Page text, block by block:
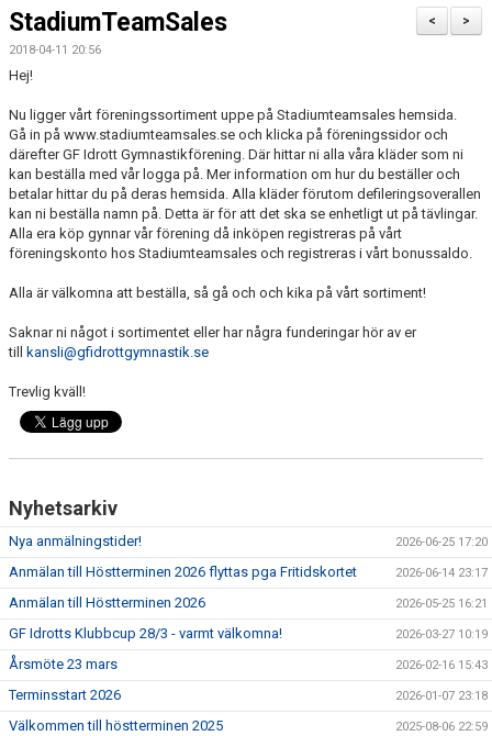
FRÅGOR OCH SVAR
VÅRA GRUPPER
EVENEMANG
INFO OM FÖRENINGEN
KONTAKT
>
<
StadiumTeamSales
2018-04-11 20:56
Hej!
Nu ligger vårt föreningssortiment uppe på Stadiumteamsales hemsida.
Gå in på www.stadiumteamsales.se och klicka på föreningssidor och
därefter GF Idrott Gymnastikförening. Där hittar ni alla våra kläder som ni
kan beställa med vår logga på. Mer information om hur du beställer och
betalar hittar du på deras hemsida. Alla kläder förutom defileringsoverallen
kan ni beställa namn på. Detta är för att det ska se enhetligt ut på tävlingar.
Alla era köp gynnar vår förening då inköpen registreras på vårt
föreningskonto hos Stadiumteamsales och registreras i vårt bonussaldo.
Alla är välkomna att beställa, så gå och och kika på vårt sortiment!
Saknar ni något i sortimentet eller har några funderingar hör av er
till
kansli@gfidrottgymnastik.se
Trevlig kväll!
Nyhetsarkiv
Nya anmälningstider! 2026-06-25 17:20
Anmälan till Höstterminen 2026 flyttas pga Fritidskortet 2026-06-14 23:17
Anmälan till Höstterminen 2026 2026-05-25 16:21
GF Idrotts Klubbcup 28/3 - varmt välkomna! 2026-03-27 10:19
Årsmöte 23 mars 2026-02-16 15:43
Terminsstart 2026 2026-01-07 23:18
Välkommen till höstterminen 2025 2025-08-06 22:59